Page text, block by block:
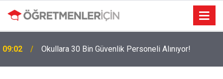
19:01
MEBBİS Tercihleri Açıldı: Puan Farkı Tanımayan